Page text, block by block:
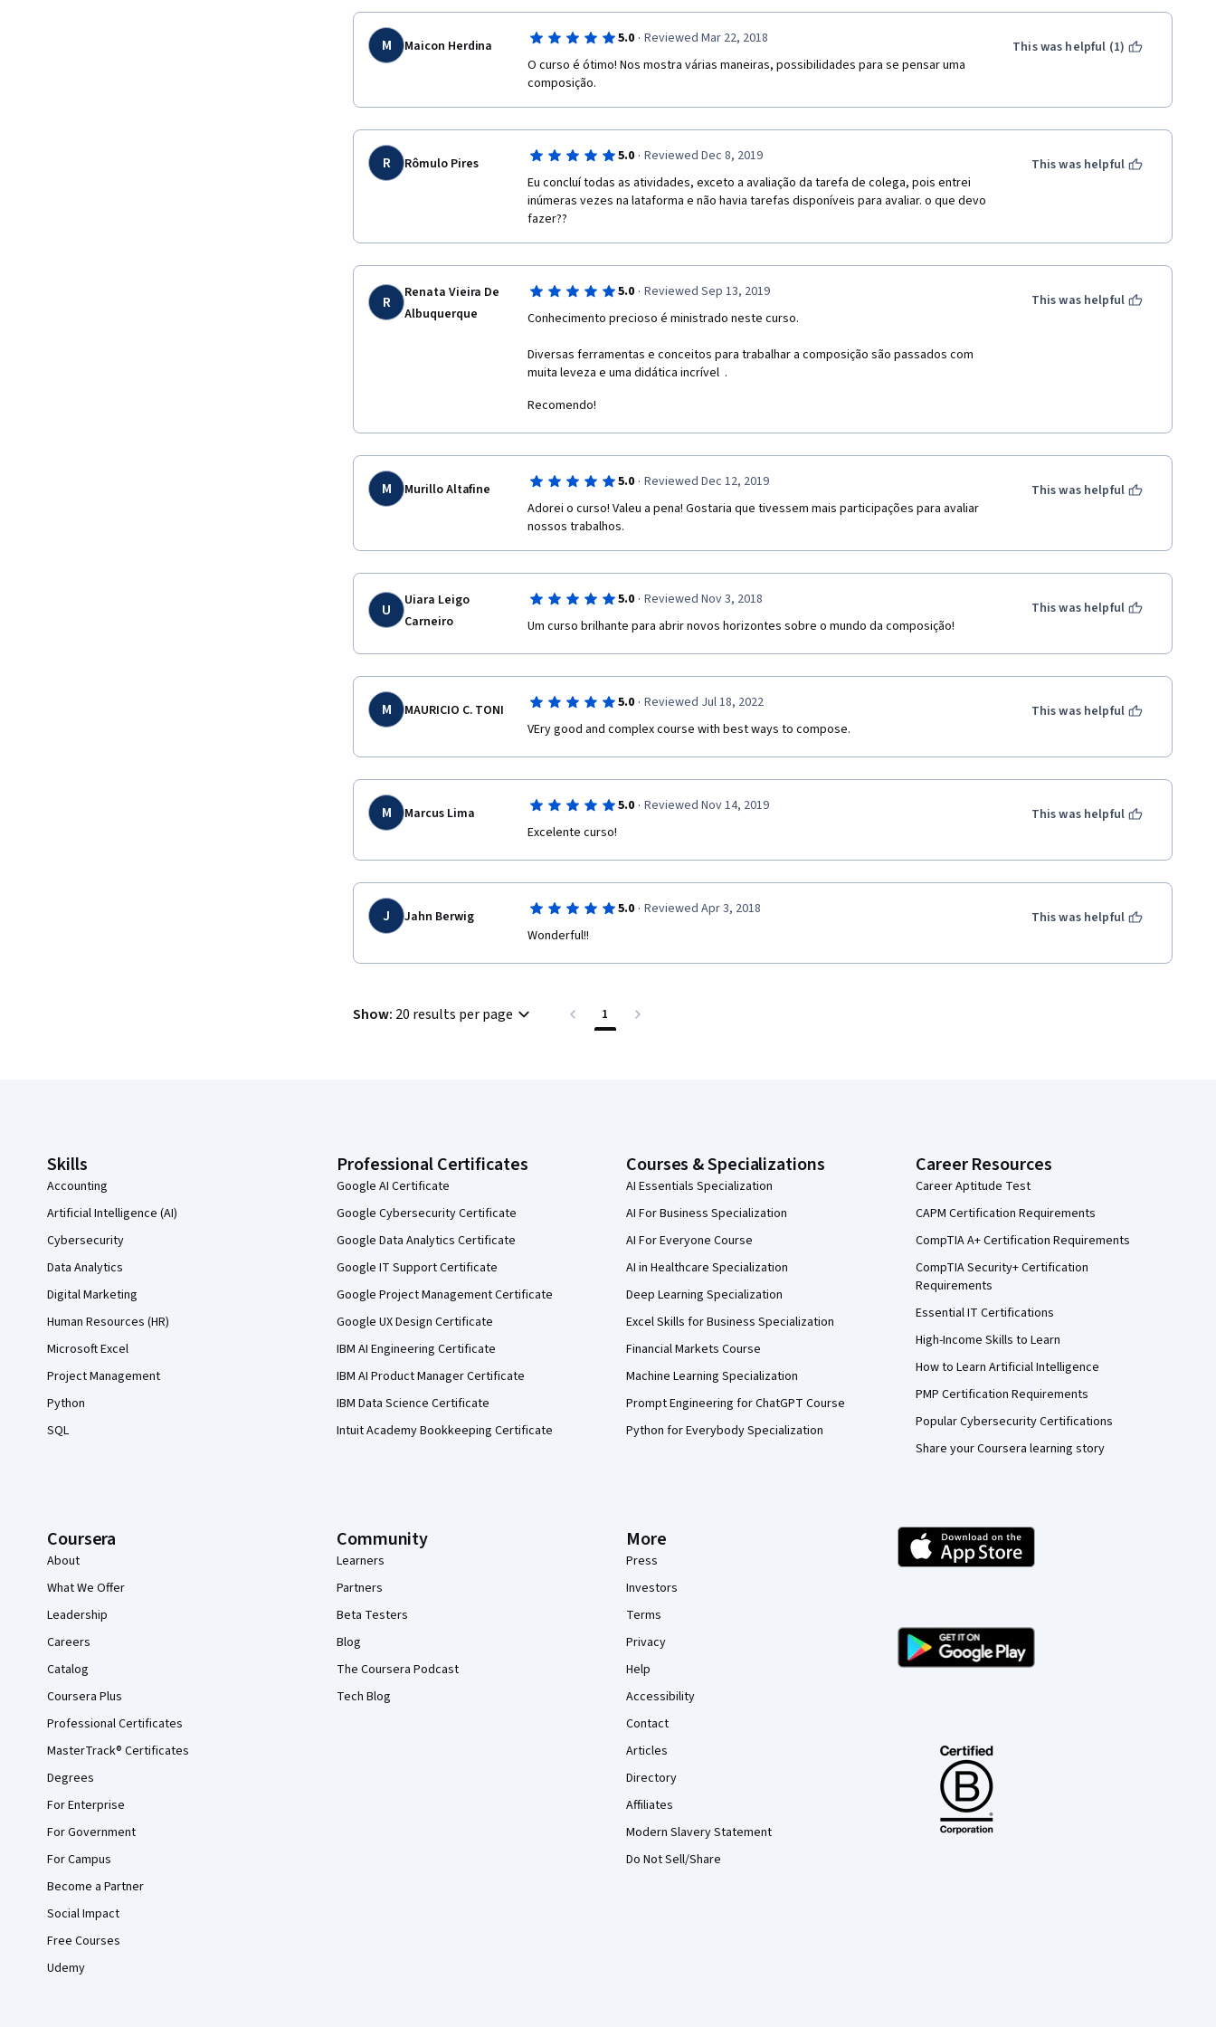
M Maicon Herdina 5.0 · Reviewed Mar 22, 2018
O curso é ótimo! Nos mostra várias maneiras, possibilidades para se pensar uma
composição.
This was helpful (1)
R Rômulo Pires 5.0 · Reviewed Dec 8, 2019
Eu concluí todas as atividades, exceto a avaliação da tarefa de colega, pois entrei
inúmeras vezes na lataforma e não havia tarefas disponíveis para avaliar. o que devo
fazer??
This was helpful
R
Renata Vieira De
Albuquerque
5.0 · Reviewed Sep 13, 2019
Conhecimento precioso é ministrado neste curso.
Diversas ferramentas e conceitos para trabalhar a composição são passados com
muita leveza e uma didática incrível  .
Recomendo!
This was helpful
M Murillo Altafine 5.0 · Reviewed Dec 12, 2019
Adorei o curso! Valeu a pena! Gostaria que tivessem mais participações para avaliar
nossos trabalhos.
This was helpful
U
Uiara Leigo
Carneiro
5.0 · Reviewed Nov 3, 2018
Um curso brilhante para abrir novos horizontes sobre o mundo da composição!
This was helpful
M MAURICIO C. TONI 5.0 · Reviewed Jul 18, 2022
VEry good and complex course with best ways to compose.
This was helpful
M Marcus Lima 5.0 · Reviewed Nov 14, 2019
Excelente curso!
This was helpful
J Jahn Berwig 5.0 · Reviewed Apr 3, 2018
Wonderful!!
This was helpful
Show: 20 results per page 1
Skills
Accounting
Artificial Intelligence (AI)
Cybersecurity
Data Analytics
Digital Marketing
Human Resources (HR)
Microsoft Excel
Project Management
Python
SQL
Professional Certificates
Google AI Certificate
Google Cybersecurity Certificate
Google Data Analytics Certificate
Google IT Support Certificate
Google Project Management Certificate
Google UX Design Certificate
IBM AI Engineering Certificate
IBM AI Product Manager Certificate
IBM Data Science Certificate
Intuit Academy Bookkeeping Certificate
Courses & Specializations
AI Essentials Specialization
AI For Business Specialization
AI For Everyone Course
AI in Healthcare Specialization
Deep Learning Specialization
Excel Skills for Business Specialization
Financial Markets Course
Machine Learning Specialization
Prompt Engineering for ChatGPT Course
Python for Everybody Specialization
Career Resources
Career Aptitude Test
CAPM Certification Requirements
CompTIA A+ Certification Requirements
CompTIA Security+ Certification
Requirements
Essential IT Certifications
High-Income Skills to Learn
How to Learn Artificial Intelligence
PMP Certification Requirements
Popular Cybersecurity Certifications
Share your Coursera learning story
Coursera
About
What We Offer
Leadership
Careers
Catalog
Coursera Plus
Professional Certificates
MasterTrack® Certificates
Degrees
For Enterprise
For Government
For Campus
Become a Partner
Social Impact
Free Courses
Udemy
Community
Learners
Partners
Beta Testers
Blog
The Coursera Podcast
Tech Blog
More
Press
Investors
Terms
Privacy
Help
Accessibility
Contact
Articles
Directory
Affiliates
Modern Slavery Statement
Do Not Sell/Share